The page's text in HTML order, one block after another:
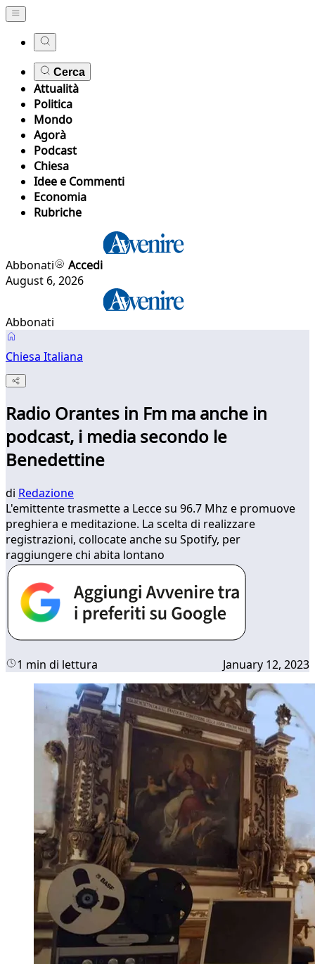
Cerca
Attualità
Politica
Mondo
Agorà
Podcast
Chiesa
Idee e Commenti
Economia
Rubriche
Abbonati
Accedi
August 6, 2026
Abbonati
Chiesa Italiana
Radio Orantes in Fm ma anche in
podcast, i media secondo le
Benedettine
di Redazione
L'emittente trasmette a Lecce su 96.7 Mhz e promuove
preghiera e meditazione. La scelta di realizzare
registrazioni, collocate anche su Spotify, per
raggiungere chi abita lontano
1 min di lettura January 12, 2023